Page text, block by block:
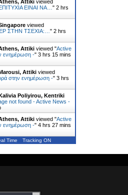
Attiki viewed
ΕΙΝΑΙ ΝΑ… " 2 hrs
viewed
ΣΤΗΝ ΤΣΕΧΙΑ:… " 2 hrs
Attiki viewed "Active
ενημέρωση -" 3 hrs 15 mins
Marousi, Attiki viewed
στην ενημέρωση -" 3 hrs
Kalivia Poliyirou, Kentriki
not found - Active News -
Attiki viewed "Active
ενημέρωση -" 4 hrs 27 mins
Time Tracking ON